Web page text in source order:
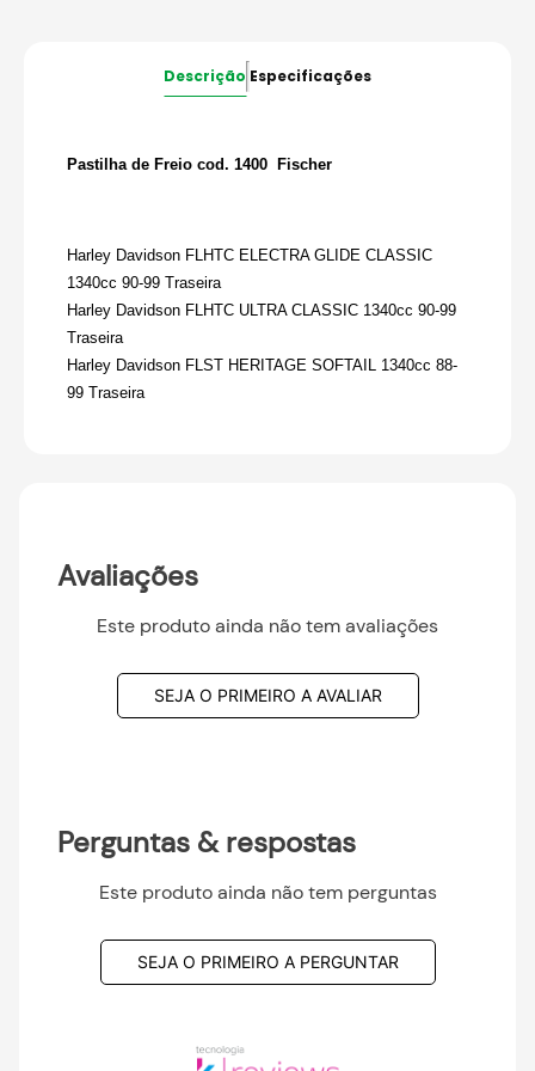
Descrição Especificações
Pastilha de Freio cod. 1400 Fischer
Harley Davidson FLHTC ELECTRA GLIDE CLASSIC
1340cc 90-99 Traseira
Harley Davidson FLHTC ULTRA CLASSIC 1340cc 90-99
Traseira
Harley Davidson FLST HERITAGE SOFTAIL 1340cc 88-
99 Traseira
Avaliações
Este produto ainda não tem avaliações
SEJA O PRIMEIRO A AVALIAR
Perguntas & respostas
Este produto ainda não tem perguntas
SEJA O PRIMEIRO A PERGUNTAR